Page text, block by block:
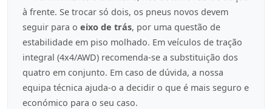
à frente. Se trocar só dois, os pneus novos devem
seguir para o eixo de trás, por uma questão de
estabilidade em piso molhado. Em veículos de tração
integral (4x4/AWD) recomenda-se a substituição dos
quatro em conjunto. Em caso de dúvida, a nossa
equipa técnica ajuda-o a decidir o que é mais seguro e
económico para o seu caso.